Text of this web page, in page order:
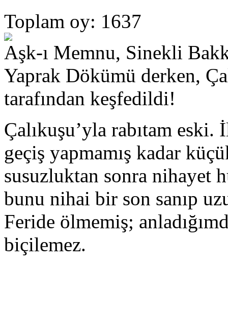
Toplam oy: 1637
Aşk-ı Memnu, Sinekli
Yaprak Dökümü derken,
tarafından keşfedildi!
Çalıkuşu’yla rabıtam
geçiş yapmamış kadar
susuzluktan sonra nihayet
bunu nihai bir son sanıp
Feride ölmemiş;
biçilemez.